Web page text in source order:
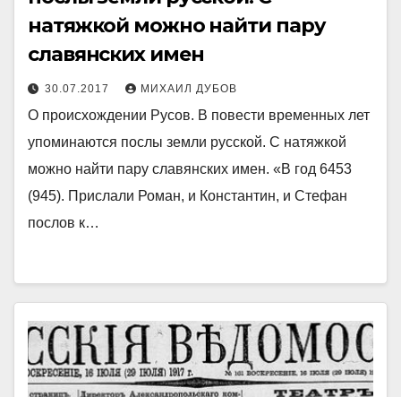
натяжкой можно найти пару
славянских имен
30.07.2017 МИХАИЛ ДУБОВ
О происхождении Русов. В повести временных лет
упоминаются послы земли русской. С натяжкой
можно найти пару славянских имен. «В год 6453
(945). Прислали Роман, и Константин, и Стефан
послов к…